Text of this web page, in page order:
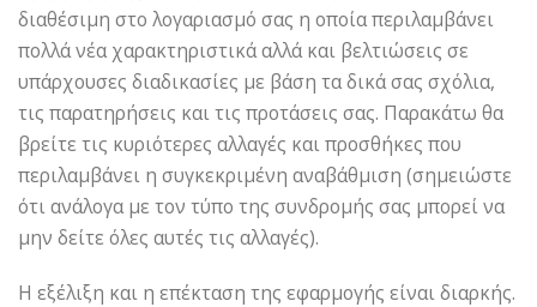
διαθέσιμη στο λογαριασμό σας η οποία περιλαμβάνει
πολλά νέα χαρακτηριστικά αλλά και βελτιώσεις σε
υπάρχουσες διαδικασίες με βάση τα δικά σας σχόλια,
τις παρατηρήσεις και τις προτάσεις σας. Παρακάτω θα
βρείτε τις κυριότερες αλλαγές και προσθήκες που
περιλαμβάνει η συγκεκριμένη αναβάθμιση (σημειώστε
ότι ανάλογα με τον τύπο της συνδρομής σας μπορεί να
μην δείτε όλες αυτές τις αλλαγές).
Η εξέλιξη και η επέκταση της εφαρμογής είναι διαρκής.